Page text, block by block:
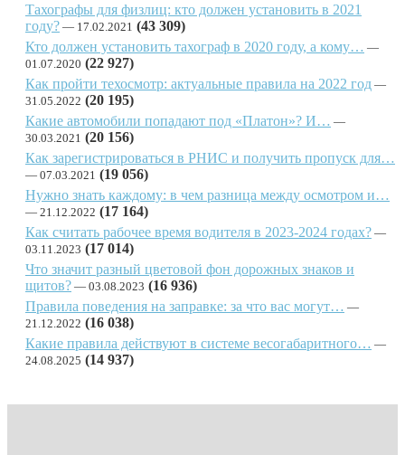
Тахографы для физлиц: кто должен установить в 2021
году?
17.02.2021 (43 309)
Кто должен установить тахограф в 2020 году, а кому…
01.07.2020 (22 927)
Как пройти техосмотр: актуальные правила на 2022 год
31.05.2022 (20 195)
Какие автомобили попадают под «Платон»? И…
30.03.2021 (20 156)
Как зарегистрироваться в РНИС и получить пропуск для…
07.03.2021 (19 056)
Нужно знать каждому: в чем разница между осмотром и…
21.12.2022 (17 164)
Как считать рабочее время водителя в 2023-2024 годах?
03.11.2023 (17 014)
Что значит разный цветовой фон дорожных знаков и
щитов?
03.08.2023 (16 936)
Правила поведения на заправке: за что вас могут…
21.12.2022 (16 038)
Какие правила действуют в системе весогабаритного…
24.08.2025 (14 937)